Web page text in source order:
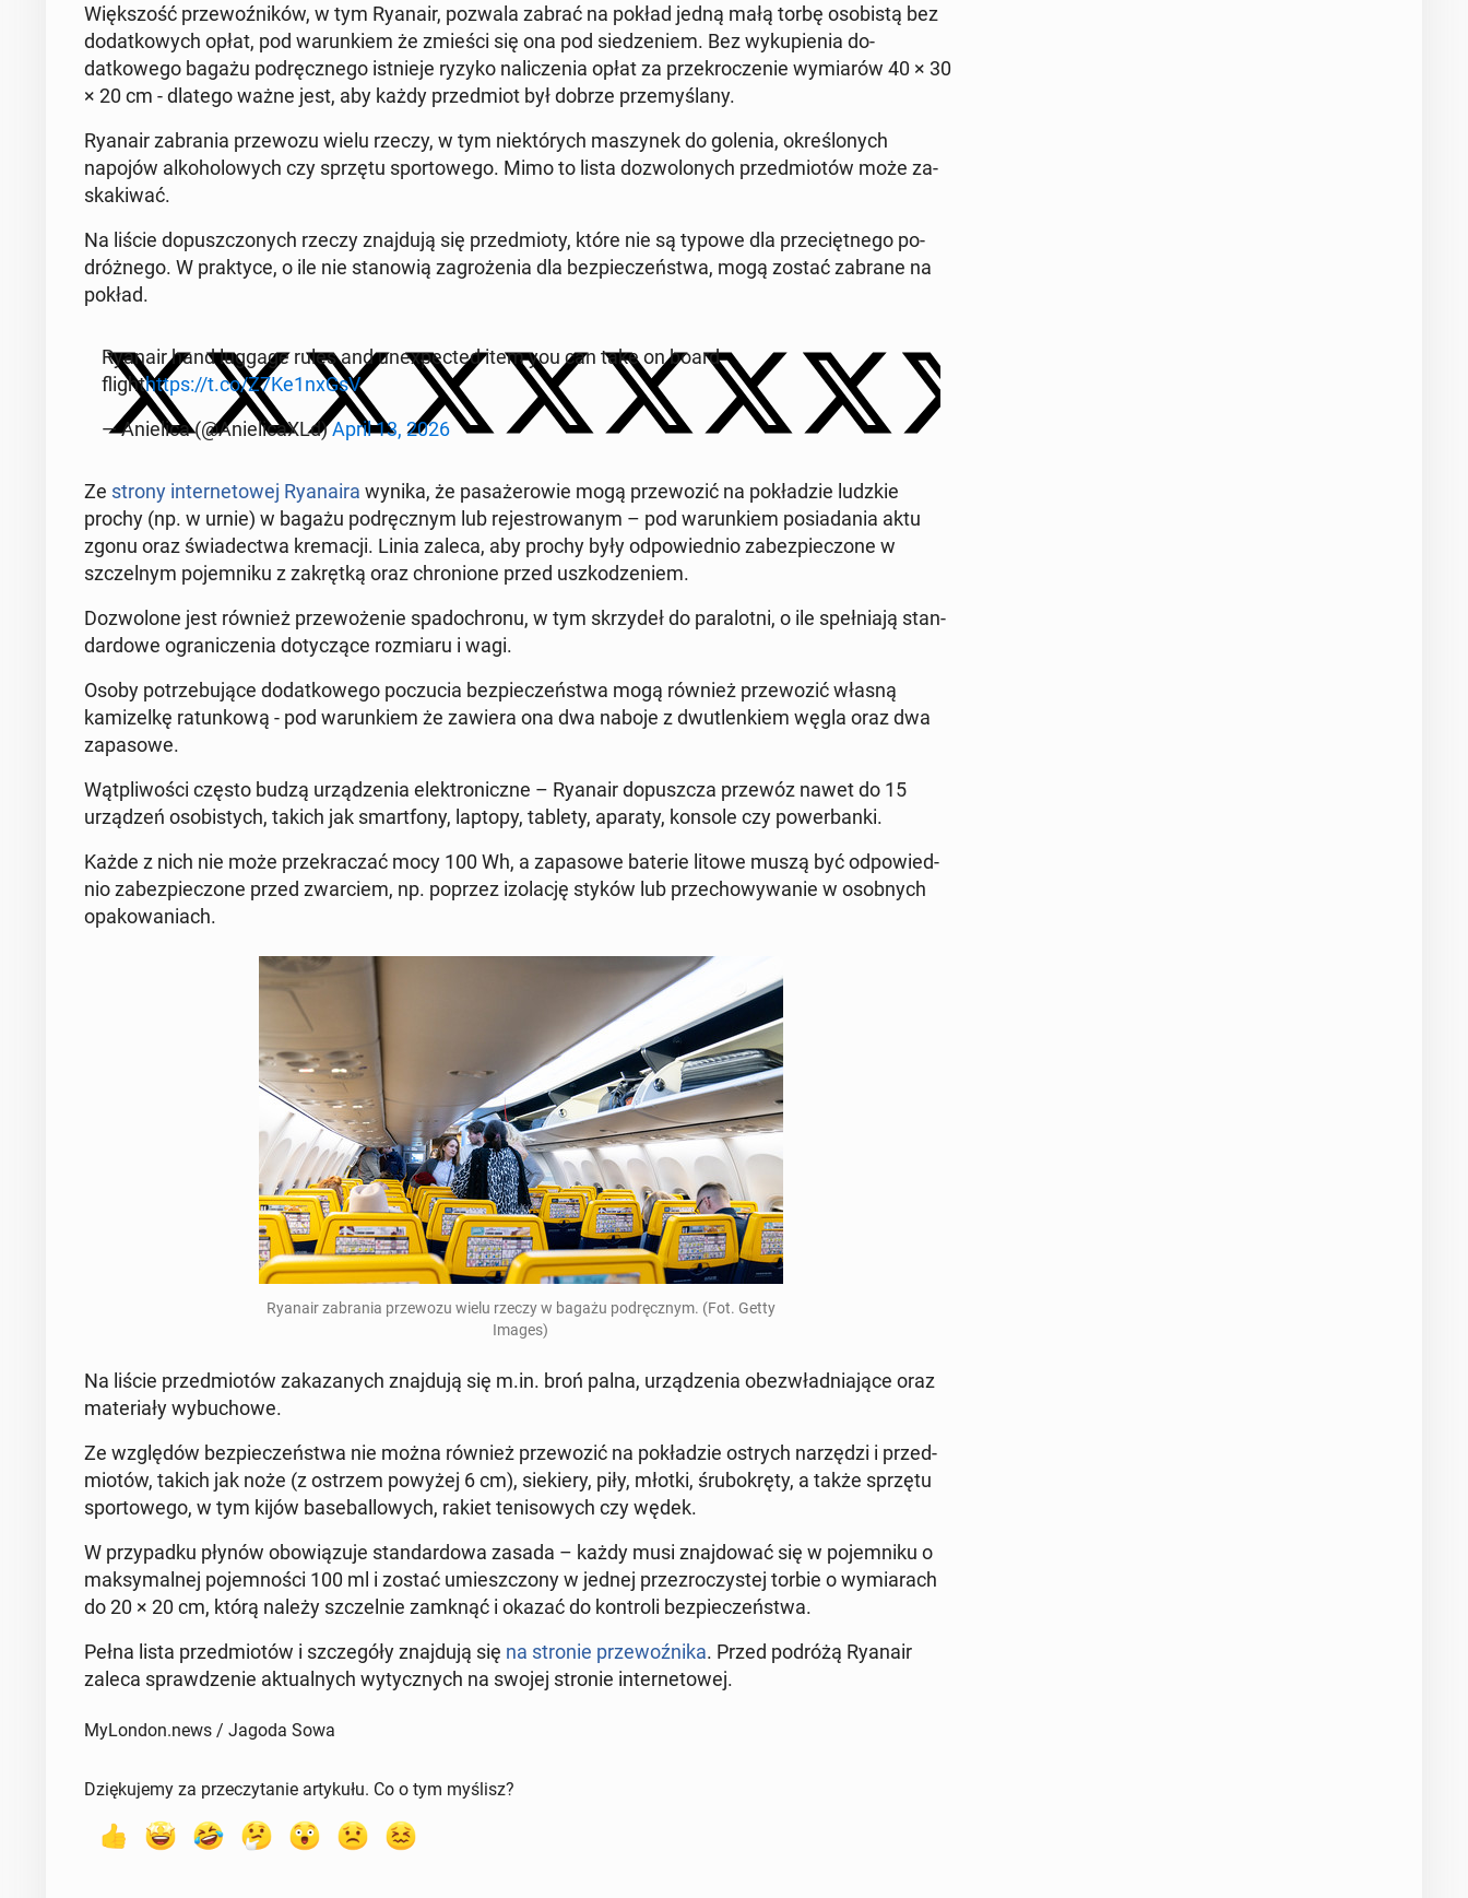
Więk­szość prze­woźników, w tym Ryanair, pozwala zabrać na pokład jedną małą torbę os­o­bistą bez
do­datkowych opłat, pod warunk­iem że zmieści się ona pod siedze­niem. Bez wykupi­enia do­
datkowego bagażu po­dręcznego ist­nieje ryzyko nal­iczenia opłat za przekrocze­nie wymi­arów 40 × 30
× 20 cm - dlatego ważne jest, aby każdy przed­miot był dobrze prze­myślany.
Ryanair zabra­nia prze­wozu wielu rzeczy, w tym niek­tórych maszynek do golenia, określonych
napojów alko­holowych czy sprzętu sportowego. Mimo to lista doz­wolonych przed­miotów może za­
skaki­wać.
Na liście do­puszc­zonych rzeczy zna­j­du­ją się przed­mio­ty, które nie są typowe dla prze­cięt­nego po­
dróżnego. W prak­tyce, o ile nie stanow­ią za­groże­nia dla bez­pieczeńst­wa, mogą zostać zabrane na
pokład.
Ryanair hand luggage rules and un­ex­pect­ed item you can take on board
flighthttps://t.co/Z7Ke1nxGsV
— Aniel­i­ca (@Aniel­i­caXLd)April 13, 2026
Ze strony in­ter­ne­towej Ryanaira wynika, że pasażerowie mogą prze­woz­ić na pokładzie ludzkie
prochy (np. w urnie) w bagażu po­dręcznym lub re­je­strowanym – pod warunk­iem posi­ada­nia aktu
zgonu oraz świadect­wa kremacji. Linia zaleca, aby prochy były odpowied­nio zabez­piec­zone w
szczel­nym po­jem­niku z za­krętką oraz chro­nione przed uszkodze­niem.
Doz­wolone jest również prze­woże­nie spadochronu, w tym skrzy­deł do par­alot­ni, o ile speł­ni­a­ją stan­
dar­d­owe ograniczenia doty­czące rozmi­aru i wagi.
Osoby potrze­bu­jące do­datkowego poczu­cia bez­pieczeńst­wa mogą również prze­woz­ić własną
kamizelkę ratunkową - pod warunk­iem że zawiera ona dwa naboje z dwut­lenkiem węgla oraz dwa
za­pa­sowe.
Wąt­pli­woś­ci często budzą urządzenia elek­tron­iczne – Ryanair do­puszcza przewóz nawet do 15
urządzeń os­o­bistych, takich jak smart­fony, laptopy, tablety, aparaty, konsole czy power­ban­ki.
Każde z nich nie może przekraczać mocy 100 Wh, a za­pa­sowe baterie litowe muszą być odpowied­
nio zabez­piec­zone przed zwar­ciem, np. poprzez izo­lację styków lub prze­chowywanie w os­ob­nych
opakowa­ni­ach.
Ryanair zabra­nia prze­wozu wielu rzeczy w bagażu po­dręcznym. (Fot. Getty
Images)
Na liście przed­miotów za­kazanych zna­j­du­ją się m.in. broń palna, urządzenia obezwład­ni­a­jące oraz
ma­te­ri­ały wybu­chowe.
Ze względów bez­pieczeńst­wa nie można również prze­woz­ić na pokładzie ostrych narzędzi i przed­
miotów, takich jak noże (z ostrzem powyżej 6 cm), siekiery, piły, młotki, śrubokrę­ty, a także sprzętu
sportowego, w tym kijów base­bal­lowych, rakiet tenisowych czy wędek.
W przy­pad­ku płynów obow­iązu­je stan­dar­d­owa zasada – każdy musi zna­j­dować się w po­jem­niku o
maksy­mal­nej po­jem­noś­ci 100 ml i zostać umieszc­zony w jednej przezroczys­tej torbie o wymi­arach
do 20 × 20 cm, którą należy szczel­nie zamknąć i okazać do kon­troli bez­pieczeńst­wa.
Pełna lista przed­miotów i szczegóły zna­j­du­ją się na stronie prze­woźni­ka. Przed podróżą Ryanair
zaleca sprawdze­nie ak­tu­al­nych wyty­cznych na swojej stronie in­ter­ne­towej.
MyLondon.news / Jagoda Sowa
Dziękujemy za przeczytanie artykułu. Co o tym myślisz?